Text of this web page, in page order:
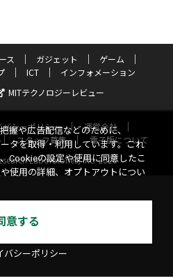
ス ガジェット
ゲーム
ICT
インフォメーション
MITテクノロジーレビュー
バシーポリシー
運営会社
スタッフ募集
電子版について
Laboratories, Inc. 2026
握や広告配信などのために、
タを取得・利用しています。これ
Cookieの設定や使用に同意したこ
使用の詳細、オプトアウトについ
意する
バシーポリシー